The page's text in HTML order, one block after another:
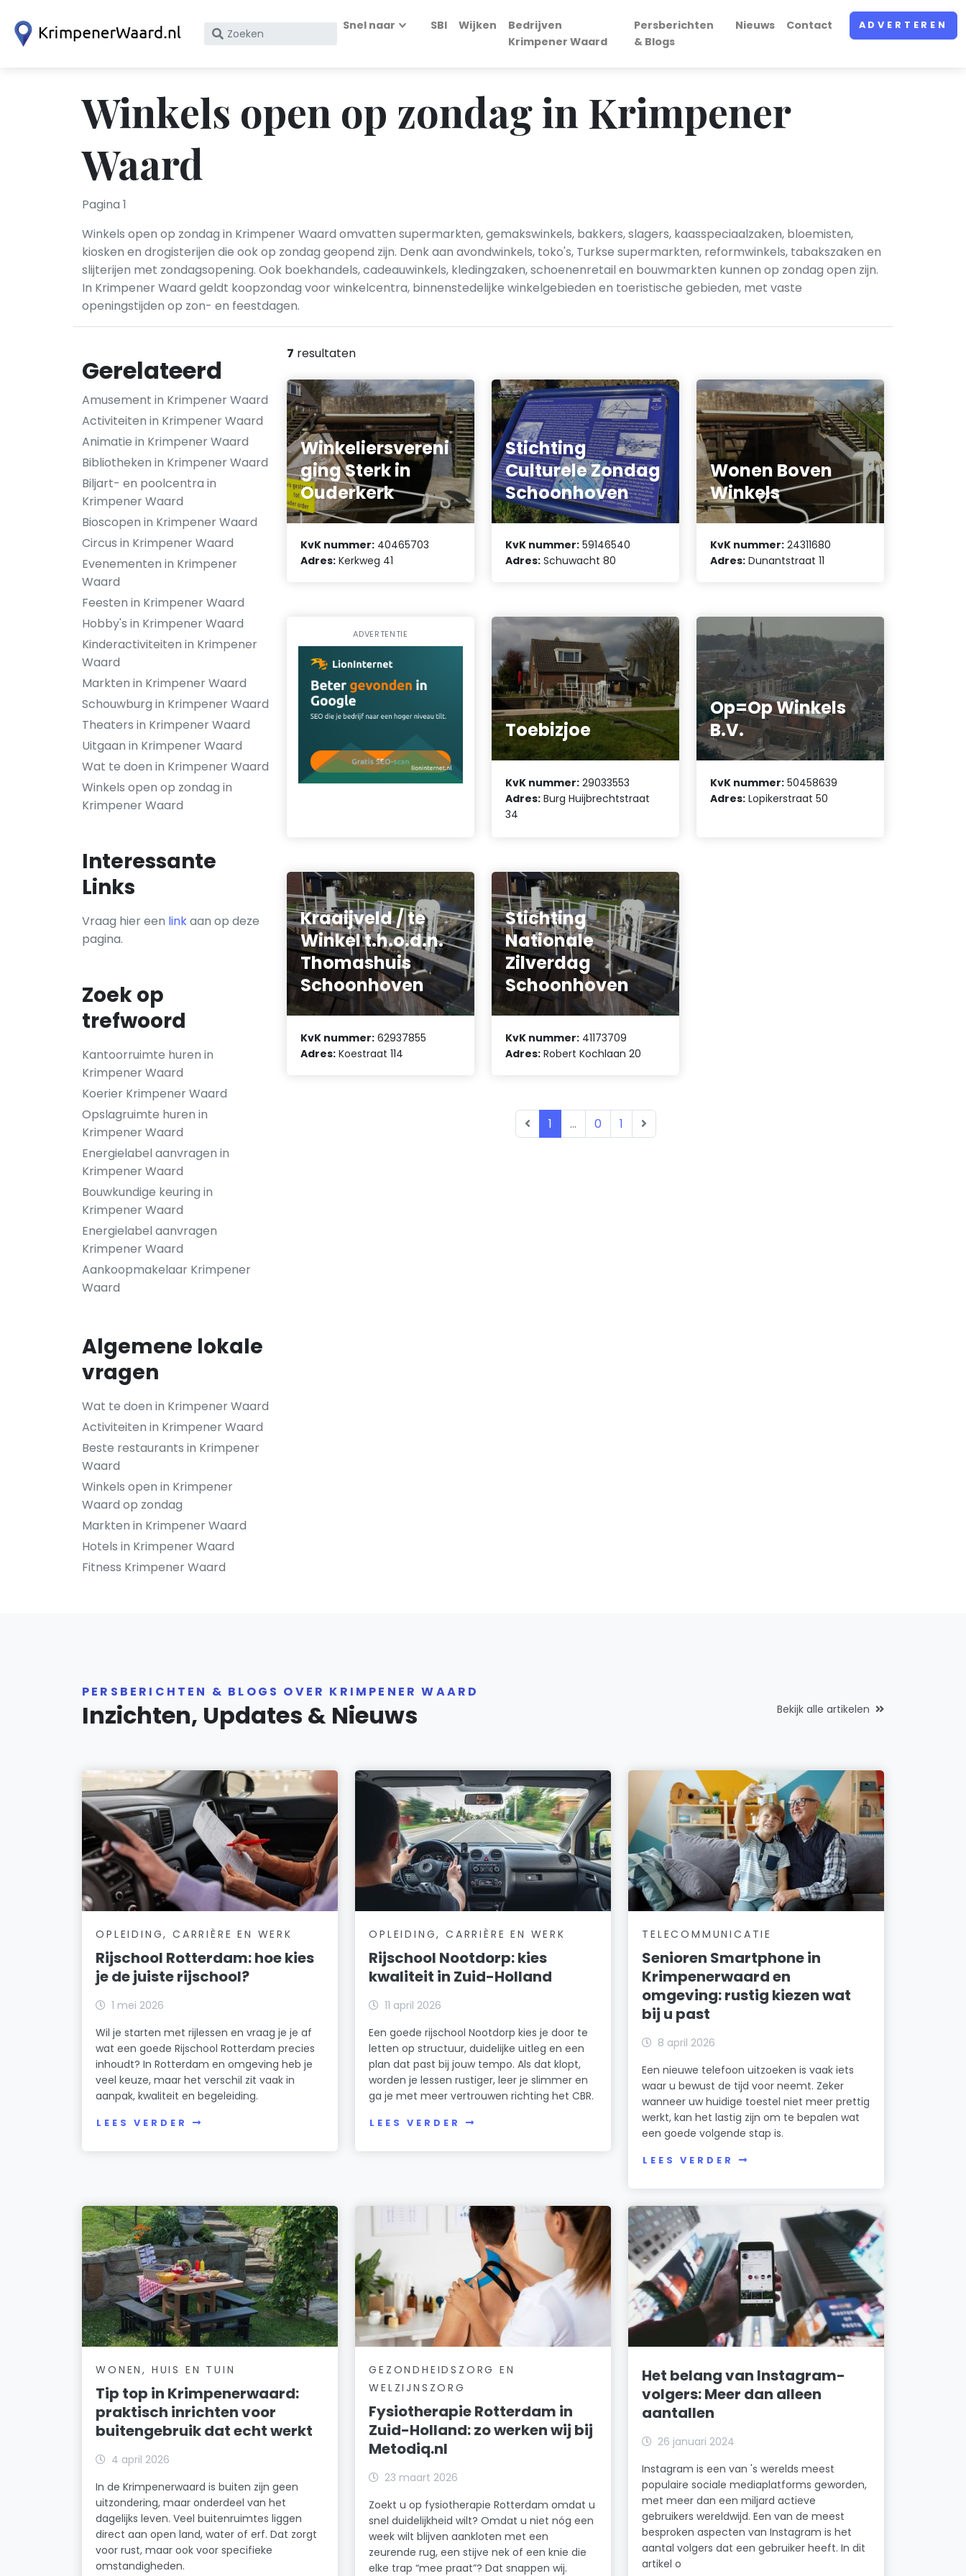
Zoek
KvK
nummer
Snel naar SBI Wijken
Bedrijven
Krimpener Waard
Persberichten
& Blogs
Nieuws Contact ADVERTEREN
Winkels open op zondag in Krimpener
Waard
Pagina 1
Winkels open op zondag in Krimpener Waard omvatten supermarkten, gemakswinkels, bakkers, slagers, kaasspeciaalzaken, bloemisten,
kiosken en drogisterijen die ook op zondag geopend zijn. Denk aan avondwinkels, toko's, Turkse supermarkten, reformwinkels, tabakszaken en
slijterijen met zondagsopening. Ook boekhandels, cadeauwinkels, kledingzaken, schoenenretail en bouwmarkten kunnen op zondag open zijn.
In Krimpener Waard geldt koopzondag voor winkelcentra, binnenstedelijke winkelgebieden en toeristische gebieden, met vaste
openingstijden op zon- en feestdagen.
Gerelateerd
Amusement in Krimpener Waard
Activiteiten in Krimpener Waard
Animatie in Krimpener Waard
Bibliotheken in Krimpener Waard
Biljart- en poolcentra in
Krimpener Waard
Bioscopen in Krimpener Waard
Circus in Krimpener Waard
Evenementen in Krimpener
Waard
Feesten in Krimpener Waard
Hobby's in Krimpener Waard
Kinderactiviteiten in Krimpener
Waard
Markten in Krimpener Waard
Schouwburg in Krimpener Waard
Theaters in Krimpener Waard
Uitgaan in Krimpener Waard
Wat te doen in Krimpener Waard
Winkels open op zondag in
Krimpener Waard
Interessante
Links
Vraag hier een linkaan op deze
pagina.
Zoek op
trefwoord
Kantoorruimte huren in
Krimpener Waard
Koerier Krimpener Waard
Opslagruimte huren in
Krimpener Waard
Energielabel aanvragen in
Krimpener Waard
Bouwkundige keuring in
Krimpener Waard
Energielabel aanvragen
Krimpener Waard
Aankoopmakelaar Krimpener
Waard
Algemene lokale
vragen
Wat te doen in Krimpener Waard
Activiteiten in Krimpener Waard
Beste restaurants in Krimpener
Waard
Winkels open in Krimpener
Waard op zondag
Markten in Krimpener Waard
Hotels in Krimpener Waard
Fitness Krimpener Waard
7 resultaten
Winkeliersvereni
ging Sterk in
Ouderkerk
KvK nummer: 40465703
Adres: Kerkweg 41
Stichting
Culturele Zondag
Schoonhoven
KvK nummer: 59146540
Adres: Schuwacht 80
Wonen Boven
Winkels
KvK nummer: 24311680
Adres: Dunantstraat 11
ADVERTENTIE
Toebizjoe
KvK nummer: 29033553
Adres: Burg Huijbrechtstraat
34
Op=Op Winkels
B.V.
KvK nummer: 50458639
Adres: Lopikerstraat 50
Kraaijveld / te
Winkel t.h.o.d.n.
Thomashuis
Schoonhoven
KvK nummer: 62937855
Adres: Koestraat 114
Stichting
Nationale
Zilverdag
Schoonhoven
KvK nummer: 41173709
Adres: Robert Kochlaan 20
1 ... 0 1
PERSBERICHTEN & BLOGS OVER KRIMPENER WAARD
Inzichten, Updates & Nieuws Bekijk alle artikelen
OPLEIDING, CARRIÈRE EN WERK
Rijschool Rotterdam: hoe kies
je de juiste rijschool?
1 mei 2026
Wil je starten met rijlessen en vraag je je af
wat een goede Rijschool Rotterdam precies
inhoudt? In Rotterdam en omgeving heb je
veel keuze, maar het verschil zit vaak in
aanpak, kwaliteit en begeleiding.
LEES VERDER
OPLEIDING, CARRIÈRE EN WERK
Rijschool Nootdorp: kies
kwaliteit in Zuid-Holland
11 april 2026
Een goede rijschool Nootdorp kies je door te
letten op structuur, duidelijke uitleg en een
plan dat past bij jouw tempo. Als dat klopt,
worden je lessen rustiger, leer je slimmer en
ga je met meer vertrouwen richting het CBR.
LEES VERDER
TELECOMMUNICATIE
Senioren Smartphone in
Krimpenerwaard en
omgeving: rustig kiezen wat
bij u past
8 april 2026
Een nieuwe telefoon uitzoeken is vaak iets
waar u bewust de tijd voor neemt. Zeker
wanneer uw huidige toestel niet meer prettig
werkt, kan het lastig zijn om te bepalen wat
een goede volgende stap is.
LEES VERDER
WONEN, HUIS EN TUIN
Tip top in Krimpenerwaard:
praktisch inrichten voor
buitengebruik dat echt werkt
4 april 2026
In de Krimpenerwaard is buiten zijn geen
uitzondering, maar onderdeel van het
dagelijks leven. Veel buitenruimtes liggen
direct aan open land, water of erf. Dat zorgt
voor rust, maar ook voor specifieke
omstandigheden.
GEZONDHEIDSZORG EN
WELZIJNSZORG
Fysiotherapie Rotterdam in
Zuid-Holland: zo werken wij bij
Metodiq.nl
23 maart 2026
Zoekt u op fysiotherapie Rotterdam omdat u
snel duidelijkheid wilt? Omdat u niet nóg een
week wilt blijven aankloten met een
zeurende rug, een stijve nek of een knie die
elke trap “mee praat”? Dat snappen wij.
Het belang van Instagram-
volgers: Meer dan alleen
aantallen
26 januari 2024
Instagram is een van 's werelds meest
populaire sociale mediaplatforms geworden,
met meer dan een miljard actieve
gebruikers wereldwijd. Een van de meest
besproken aspecten van Instagram is het
aantal volgers dat een gebruiker heeft. In dit
artikel o